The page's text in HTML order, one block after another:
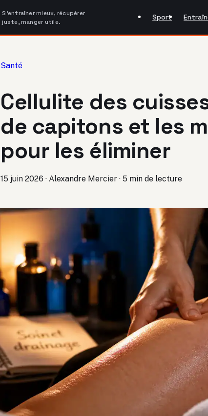
S'entraîner mieux, récupérer
juste, manger utile.
Sport
Santé
Cellulite des
de capitons et les
pour les éliminer
15 juin 2026 · Alexandre Mercier · 5 min de lecture